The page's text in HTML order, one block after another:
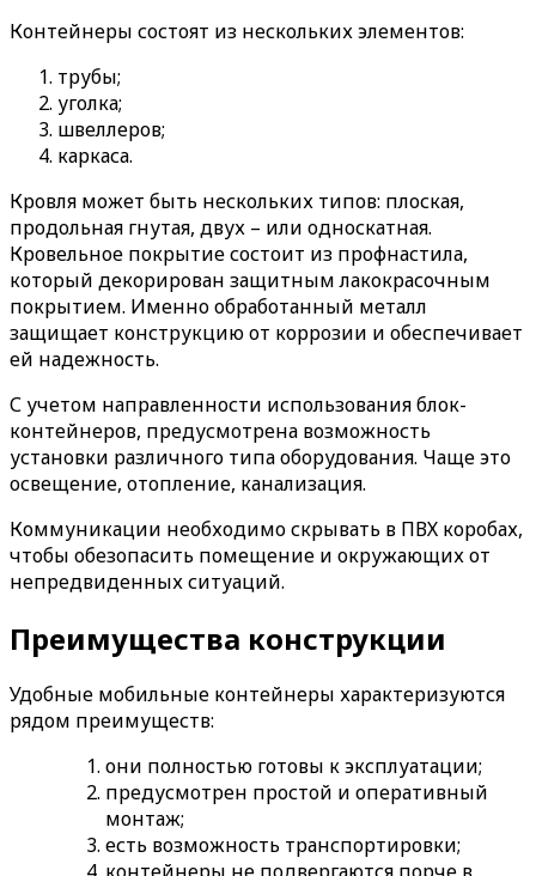
Контейнеры состоят из нескольких элементов:
трубы;
уголка;
швеллеров;
каркаса.
Кровля может быть нескольких типов: плоская,
продольная гнутая, двух – или односкатная.
Кровельное покрытие состоит из профнастила,
который декорирован защитным лакокрасочным
покрытием. Именно обработанный металл
защищает конструкцию от коррозии и обеспечивает
ей надежность.
С учетом направленности использования блок-
контейнеров, предусмотрена возможность
установки различного типа оборудования. Чаще это
освещение, отопление, канализация.
Коммуникации необходимо скрывать в ПВХ коробах,
чтобы обезопасить помещение и окружающих от
непредвиденных ситуаций.
Преимущества конструкции
Удобные мобильные контейнеры характеризуются
рядом преимуществ:
они полностью готовы к эксплуатации;
предусмотрен простой и оперативный
монтаж;
есть возможность транспортировки;